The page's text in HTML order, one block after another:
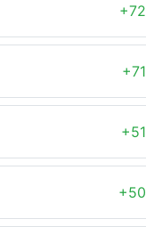
+72
+71
+51
+50